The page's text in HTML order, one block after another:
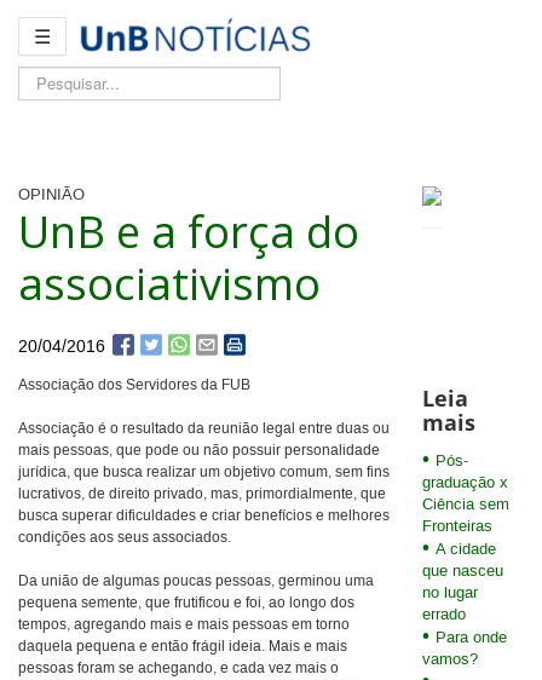
☰
Pesquisar...
OPINIÃO
UnB e a força do
associativismo
20/04/2016
Associação dos Servidores da FUB
Associação é o resultado da reunião legal entre duas ou
mais pessoas, que pode ou não possuir personalidade
jurídica, que busca realizar um objetivo comum, sem fins
lucrativos, de direito privado, mas, primordialmente, que
busca superar dificuldades e criar benefícios e melhores
condições aos seus associados.
Da união de algumas poucas pessoas, germinou uma
pequena semente, que frutificou e foi, ao longo dos
tempos, agregando mais e mais pessoas em torno
daquela pequena e então frágil ideia. Mais e mais
pessoas foram se achegando, e cada vez mais o
Leia
mais
Pós-
graduação x
Ciência sem
Fronteiras
A cidade
que nasceu
no lugar
errado
Para onde
vamos?